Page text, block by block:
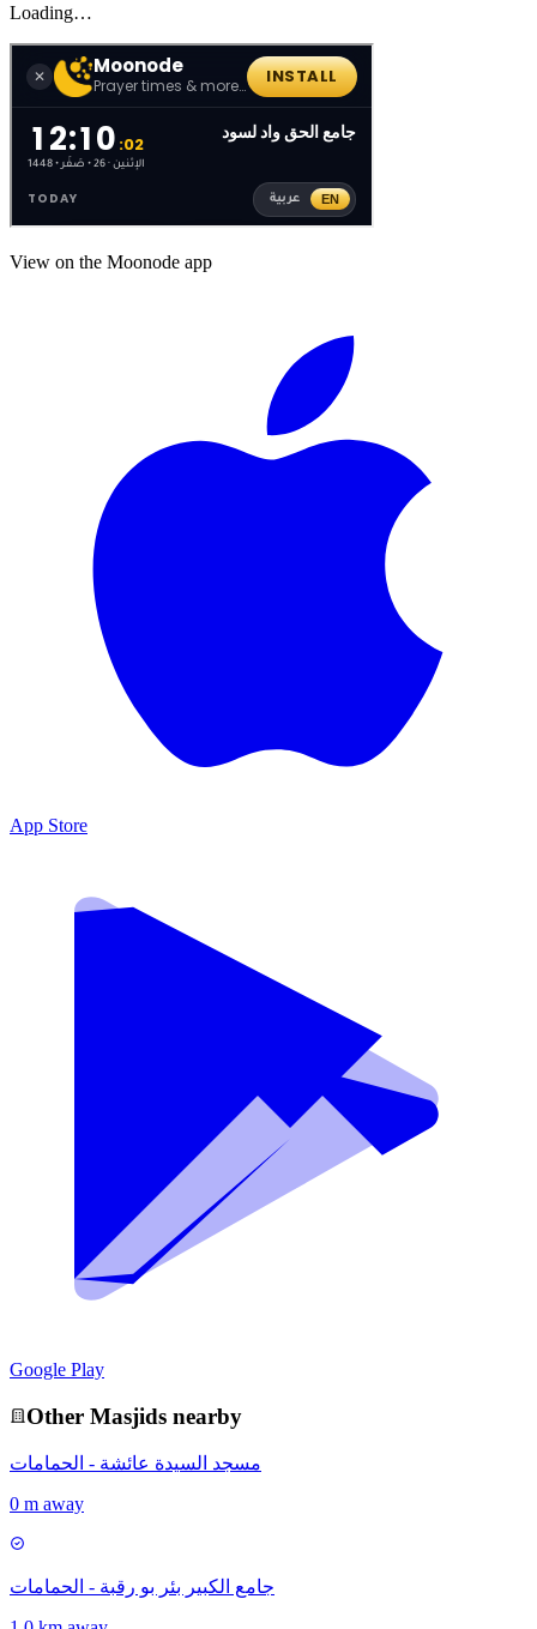
Loading…
View on the Moonode app
App Store
Google Play
Other Masjids nearby
مسجد السيدة عائشة - الحمامات
0 m away
جامع الكبير بئر بو رقبة - الحمامات